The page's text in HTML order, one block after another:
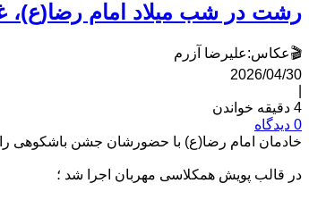
رشت در شب میلاد امام رضا(ع)،
🎬عکاس:علیرضا آزرم
2026/04/30
4 دقیقه خواندن
0 دیدگاه
خادمان امام رضا(ع) با حضورشان جشن باشکوهی
در قالب پویش همکلاسی مهربان اجرا شد ؛